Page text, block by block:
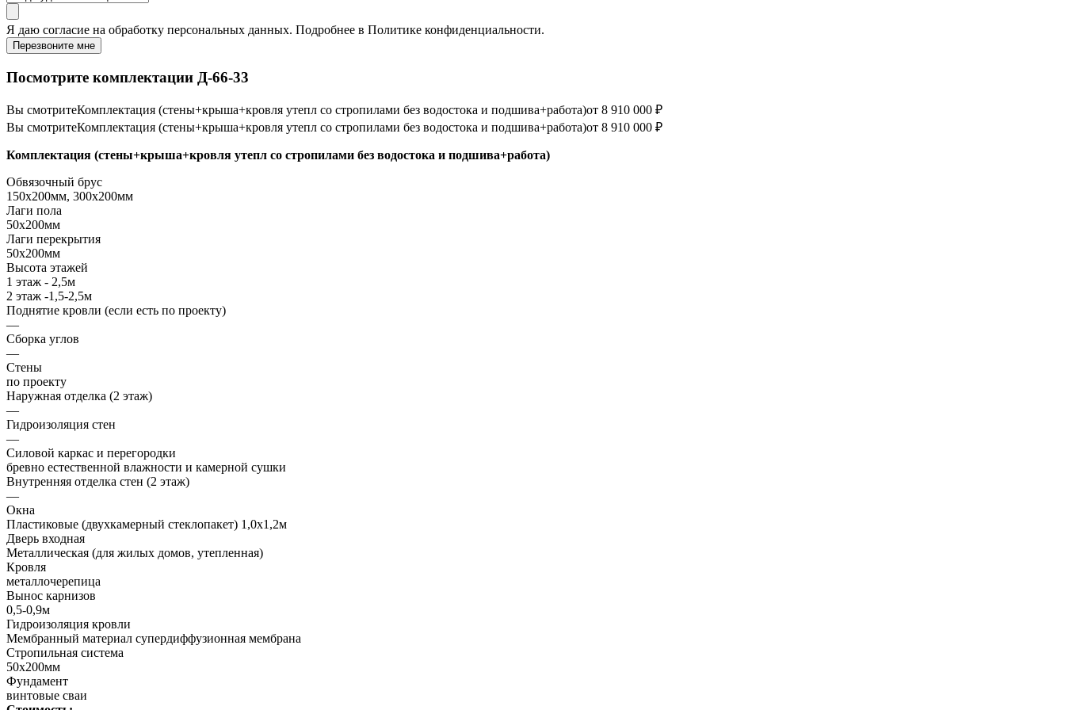
Я даю согласие на обработку персональных данных. Подробнее в Политике конфиденциальности.
Перезвоните мне
Посмотрите комплектации Д-66-33
Вы смотритеКомплектация (стены+крыша+кровля утепл со стропилами без водостока и подшива+работа)от 8 910 000 ₽
Вы смотритеКомплектация (стены+крыша+кровля утепл со стропилами без водостока и подшива+работа)от 8 910 000 ₽
Комплектация (стены+крыша+кровля утепл со стропилами без водостока и подшива+работа)
Обвязочный брус
150х200мм, 300х200мм
Лаги пола
50х200мм
Лаги перекрытия
50х200мм
Высота этажей
1 этаж - 2,5м
2 этаж -1,5-2,5м
Поднятие кровли (если есть по проекту)
—
Сборка углов
—
Стены
по проекту
Наружная отделка (2 этаж)
—
Гидроизоляция стен
—
Силовой каркас и перегородки
бревно естественной влажности и камерной сушки
Внутренняя отделка стен (2 этаж)
—
Окна
Пластиковые (двухкамерный стеклопакет) 1,0х1,2м
Дверь входная
Металлическая (для жилых домов, утепленная)
Кровля
металлочерепица
Вынос карнизов
0,5-0,9м
Гидроизоляция кровли
Мембранный материал супердиффузионная мембрана
Стропильная система
50х200мм
Фундамент
винтовые сваи